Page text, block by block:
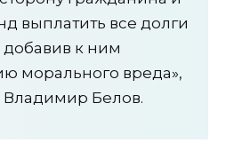
выплатить все долги
к ним
морального вреда»,
Белов.